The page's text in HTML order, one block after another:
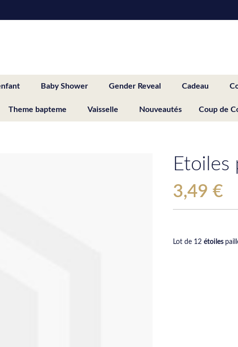
Baby Shower Gender Reveal Cadeau
Theme bapteme Vaisselle Nouveautés Coup de
Etoiles
3,49 €
Lot de 12 étoiles